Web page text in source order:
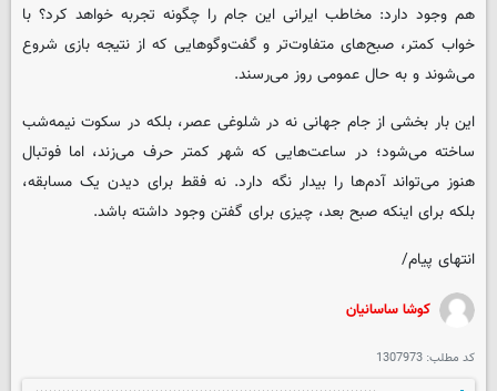
هم وجود دارد: مخاطب ایرانی این جام را چگونه تجربه خواهد کرد؟ با
خواب کمتر، صبح‌های متفاوت‌تر و گفت‌وگوهایی که از نتیجه بازی شروع
می‌شوند و به حال عمومی روز می‌رسند.
این بار بخشی از جام جهانی نه در شلوغی عصر، بلکه در سکوت نیمه‌شب
ساخته می‌شود؛ در ساعت‌هایی که شهر کمتر حرف می‌زند، اما فوتبال
هنوز می‌تواند آدم‌ها را بیدار نگه دارد. نه فقط برای دیدن یک مسابقه،
بلکه برای اینکه صبح بعد، چیزی برای گفتن وجود داشته باشد.
انتهای پیام/
کوشا ساسانیان
کد مطلب: 1307973